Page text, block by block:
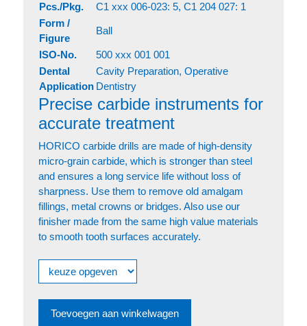
Pcs./Pkg.
C1 xxx 006-023: 5, C1 204 027: 1
Form /
Figure
Ball
ISO-No.
500 xxx 001 001
Dental
Application
Cavity Preparation, Operative
Dentistry
Precise carbide instruments for
accurate treatment
HORICO carbide drills are made of high-density
micro-grain carbide, which is stronger than steel
and ensures a long service life without loss of
sharpness. Use them to remove old amalgam
fillings, metal crowns or bridges. Also use our
finisher made from the same high value materials
to smooth tooth surfaces accurately.